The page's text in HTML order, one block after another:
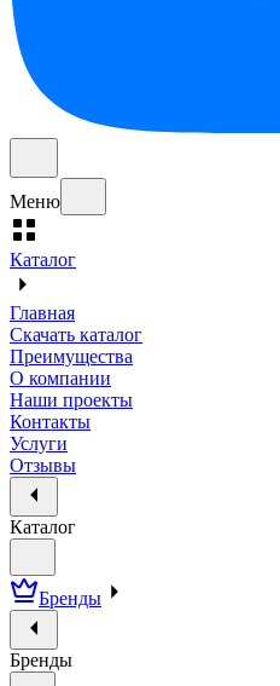
Меню
Каталог
Главная
Скачать каталог
Преимущества
О компании
Наши проекты
Контакты
Услуги
Отзывы
Каталог
Бренды
Бренды